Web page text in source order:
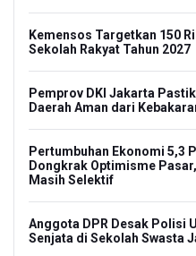
Kemensos Targetkan 150
Sekolah Rakyat Tahun 2027
Pemprov DKI Jakarta
Daerah Aman dari
Pertumbuhan Ekonomi 5,3
Dongkrak Optimisme
Masih Selektif
Anggota DPR Desak Polisi
Senjata di Sekolah Swasta